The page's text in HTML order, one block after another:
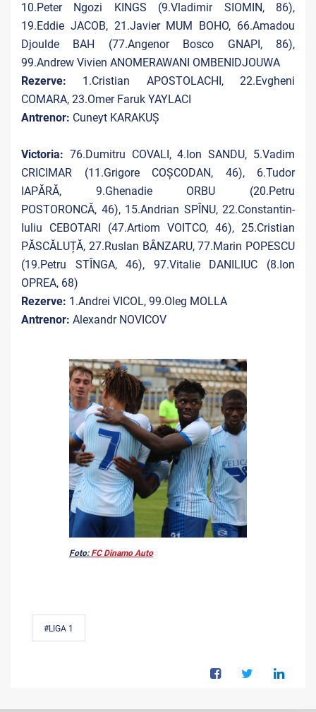
10.Peter Ngozi KINGS (9.Vladimir SIOMIN, 86),
19.Eddie JACOB, 21.Javier MUM BOHO, 66.Amadou
Djoulde BAH (77.Angenor Bosco GNAPI, 86),
99.Andrew Vivien ANOMERAWANI OMBENIDJOUWA
Rezerve: 1.Cristian APOSTOLACHI, 22.Evgheni
COMARA, 23.Omer Faruk YAYLACI
Antrenor: Cuneyt KARAKUȘ
Victoria: 76.Dumitru COVALI, 4.Ion SANDU, 5.Vadim
CRICIMAR (11.Grigore COȘCODAN, 46), 6.Tudor
IAPĂRĂ, 9.Ghenadie ORBU (20.Petru
POSTORONCĂ, 46), 15.Andrian SPÎNU, 22.Constantin-
Iuliu CEBOTARI (47.Artiom VOITCO, 46), 25.Cristian
PĂSCĂLUȚĂ, 27.Ruslan BÂNZARU, 77.Marin POPESCU
(19.Petru STÎNGA, 46), 97.Vitalie DANILIUC (8.Ion
OPREA, 68)
Rezerve: 1.Andrei VICOL, 99.Oleg MOLLA
Antrenor: Alexandr NOVICOV
Foto: FC Dinamo Auto
#LIGA 1